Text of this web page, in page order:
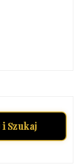
Szukaj